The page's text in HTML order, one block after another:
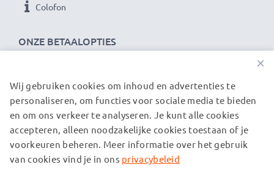
ONZE BETAALOPTIES
Colofon
ONZE VERZENDPARTNERS
© subtel.nl 2026
Alle prijzen zijn inclusief btw en exclusief verzendkosten.
Houd er rekening mee dat alle genoemde handelsmerken de
×
Wij gebruiken cookies om inhoud en advertenties te
personaliseren, om functies voor sociale media te bieden
en om ons verkeer te analyseren. Je kunt alle cookies
accepteren, alleen noodzakelijke cookies toestaan of je
voorkeuren beheren. Meer informatie over het gebruik
van cookies vind je in ons privacybeleid